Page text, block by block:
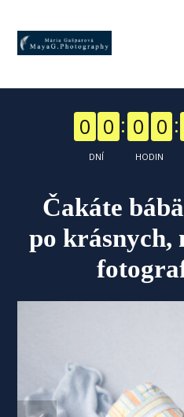
0 0
DNÍ
0 0
HODIN
Čakáte
po krásnych,